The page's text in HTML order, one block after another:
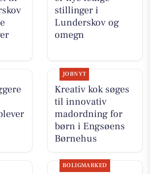
stillinger i
Lunderskov og
omegn
JOBNYT
Kreativ kok søges
til innovativ
madordning for
børn i Engsøens
Børnehus
BOLIGMARKED